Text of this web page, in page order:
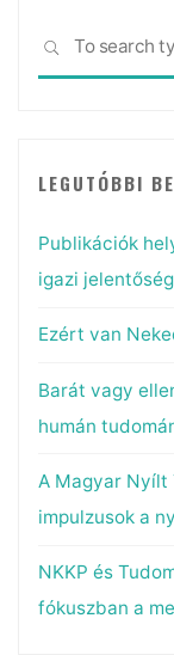
SEARCH
LEGUTÓBBI
Publikációk
igazi
Ezért van
Barát vagy
humán
A Magyar Nyílt
impulzusok a
NKKP és
fókuszban a